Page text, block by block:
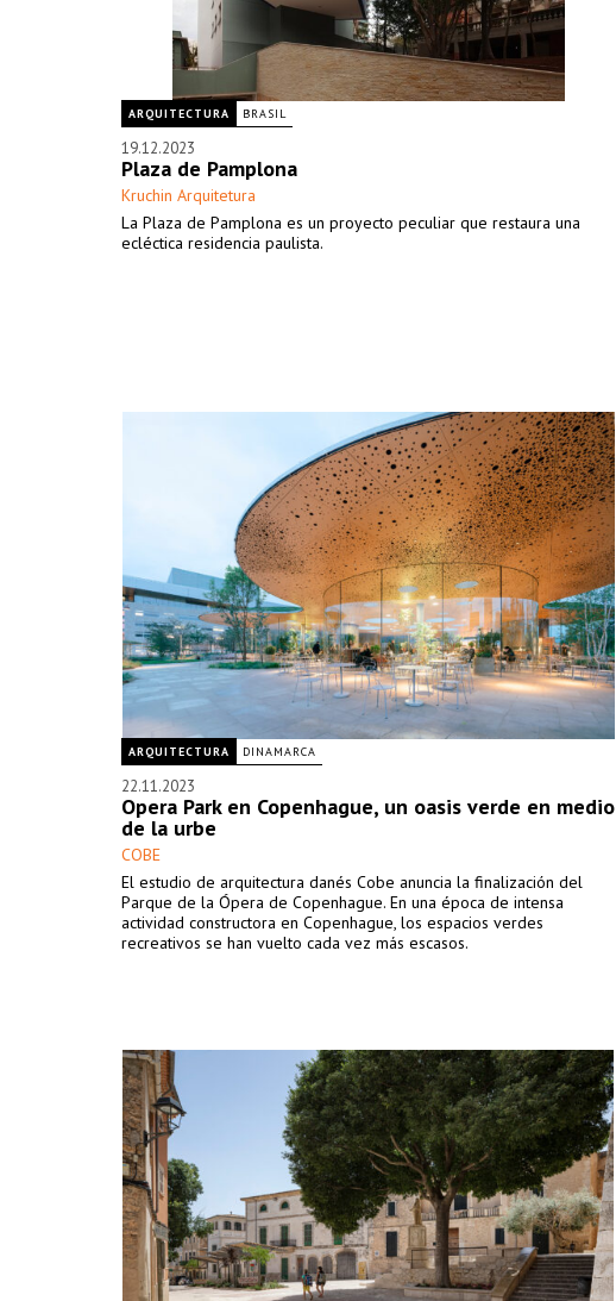
ARQUITECTURA BRASIL
19.12.2023
Plaza de Pamplona
Kruchin Arquitetura
La Plaza de Pamplona es un proyecto peculiar que restaura una
ecléctica residencia paulista.
ARQUITECTURA DINAMARCA
22.11.2023
Opera Park en Copenhague, un oasis verde en medio
de la urbe
COBE
El estudio de arquitectura danés Cobe anuncia la finalización del
Parque de la Ópera de Copenhague. En una época de intensa
actividad constructora en Copenhague, los espacios verdes
recreativos se han vuelto cada vez más escasos.